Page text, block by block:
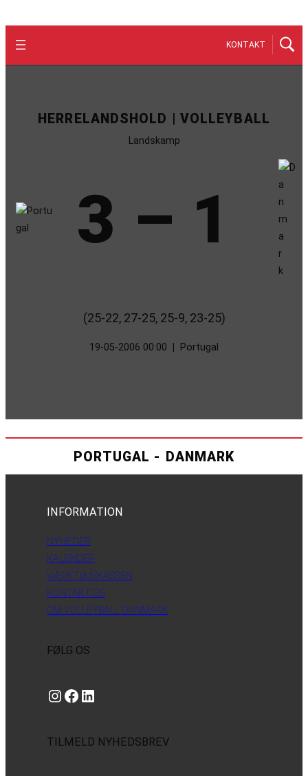
KONTAKT
HERRELANDSHOLD | VOLLEYBALL
Landskamp
3 – 1
(25-22, 27-25, 25-9, 23-25)
19-05-2006 00:00 Portugal
PORTUGAL - DANMARK
INFORMATION
NYHEDER
KALENDER
VÆRKTØJSKASSEN
KONTAKT OS
OM VOLLEYBALL DANMARK
FØLG OS
Instagram https://www.facebook.com/danishbeachvolleytour LinkedIn
TILMELD NYHEDSBREV